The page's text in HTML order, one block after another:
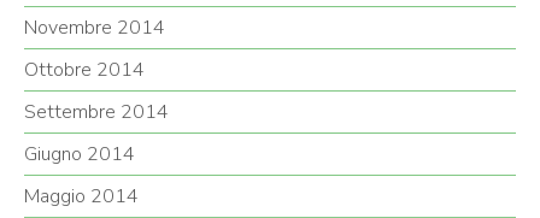
Novembre 2014
Ottobre 2014
Settembre 2014
Giugno 2014
Maggio 2014